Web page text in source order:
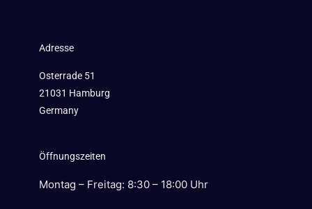
Adresse
Osterrade 51
21031 Hamburg
Germany
Öffnungszeiten
Montag – Freitag: 8:30 – 18:00 Uhr